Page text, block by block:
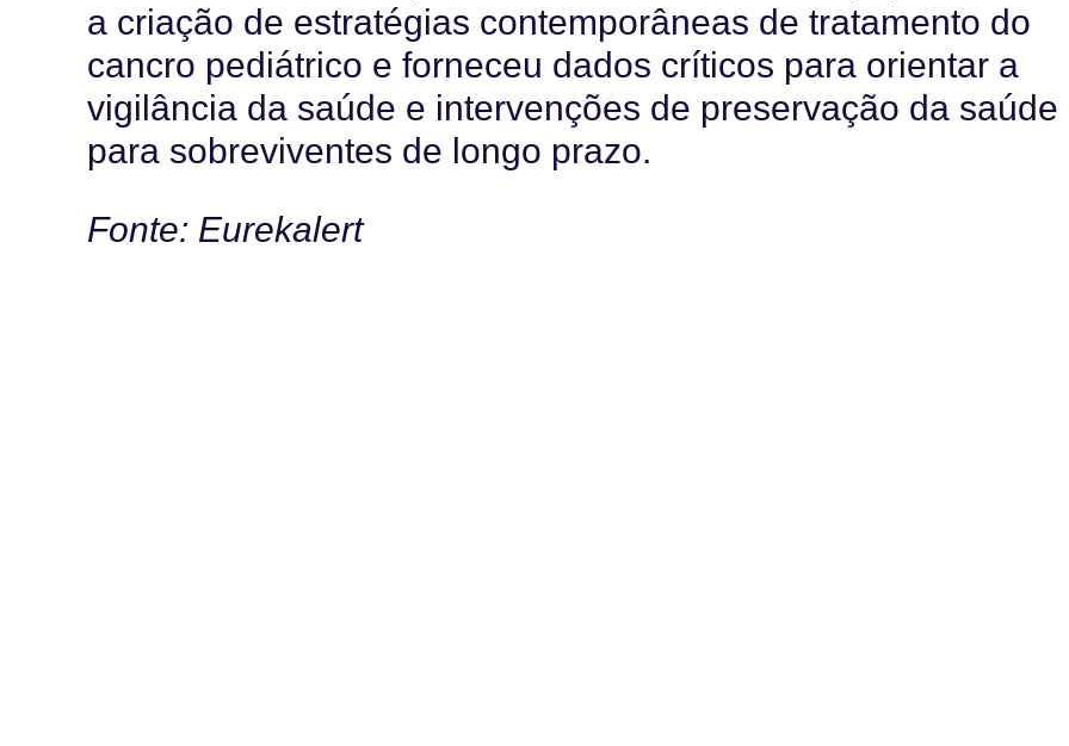
a criação de estratégias contemporâneas de tratamento do
cancro pediátrico e forneceu dados críticos para orientar a
vigilância da saúde e intervenções de preservação da saúde
para sobreviventes de longo prazo.
Fonte: Eurekalert